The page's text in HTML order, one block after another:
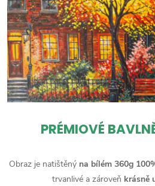
PRÉMIOVÉ
Obraz je natištěný na bílém 360g
trvanlivé a zároveň krásně